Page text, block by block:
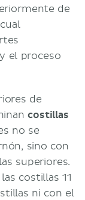
de
el proceso
de
costillas
no se
sino con
superiores.
costillas 11
ni con el